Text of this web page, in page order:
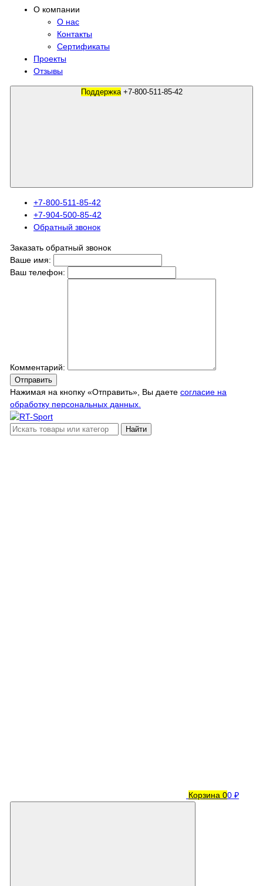
О компании
О нас
Контакты
Сертификаты
Проекты
Отзывы
Поддержка +7-800-511-85-42
+7-800-511-85-42
+7-904-500-85-42
Обратный звонок
Заказать обратный звонок
Ваше имя:
Ваш телефон:
Комментарий:
Отправить
Нажимая на кнопку «Отправить», Вы даете согласие на
обработку персональных данных.
Найти
Корзина 00 ₽